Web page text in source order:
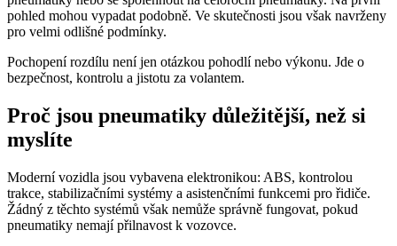
pohled mohou vypadat podobně. Ve skutečnosti jsou však navrženy
pro velmi odlišné podmínky.
Pochopení rozdílu není jen otázkou pohodlí nebo výkonu. Jde o
bezpečnost, kontrolu a jistotu za volantem.
Proč jsou pneumatiky důležitější, než si
myslíte
Moderní vozidla jsou vybavena elektronikou: ABS, kontrolou
trakce, stabilizačními systémy a asistenčními funkcemi pro řidiče.
Žádný z těchto systémů však nemůže správně fungovat, pokud
pneumatiky nemají přilnavost k vozovce.